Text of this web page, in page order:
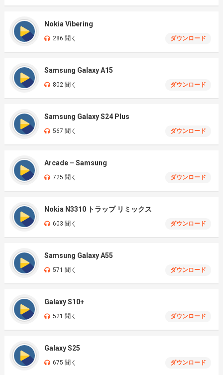
Nokia Vibering
286 聞く ダウンロード
Samsung Galaxy A15
802 聞く ダウンロード
Samsung Galaxy S24 Plus
567 聞く ダウンロード
Arcade – Samsung
725 聞く ダウンロード
Nokia N3310 トラップ リミックス
603 聞く ダウンロード
Samsung Galaxy A55
571 聞く ダウンロード
Galaxy S10+
521 聞く ダウンロード
Galaxy S25
675 聞く ダウンロード